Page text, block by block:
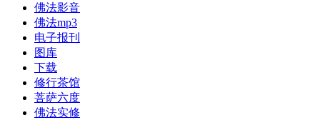
佛法影音
佛法mp3
电子报刊
图库
下载
修行茶馆
菩萨六度
佛法实修